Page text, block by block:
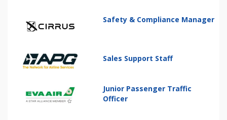
Safety & Compliance Manager
Sales Support Staff
Junior Passenger Traffic
Officer